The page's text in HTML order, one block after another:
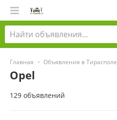
Главная Объявления в Тирасполе
Opel
129 объявлений